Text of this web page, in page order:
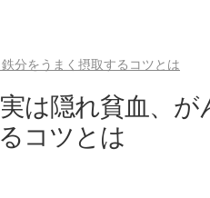
分をうまく摂取するコツとは
は隠れ貧血、が
コツとは